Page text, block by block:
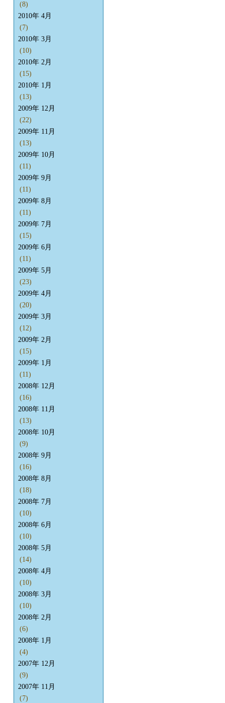
(8)
2010年 4月
(7)
2010年 3月
(10)
2010年 2月
(15)
2010年 1月
(13)
2009年 12月
(22)
2009年 11月
(13)
2009年 10月
(11)
2009年 9月
(11)
2009年 8月
(11)
2009年 7月
(15)
2009年 6月
(11)
2009年 5月
(23)
2009年 4月
(20)
2009年 3月
(12)
2009年 2月
(15)
2009年 1月
(11)
2008年 12月
(16)
2008年 11月
(13)
2008年 10月
(9)
2008年 9月
(16)
2008年 8月
(18)
2008年 7月
(10)
2008年 6月
(10)
2008年 5月
(14)
2008年 4月
(10)
2008年 3月
(10)
2008年 2月
(6)
2008年 1月
(4)
2007年 12月
(9)
2007年 11月
(7)